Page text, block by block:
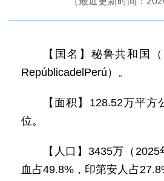
【国名】秘鲁共和国（
RepúblicadelPerú）。
【面积】128.52万平方
位。
【人口】3435万（
血占49.8%，印第安人占